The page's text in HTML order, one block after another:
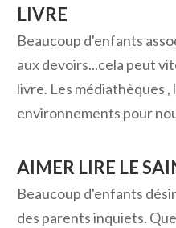
LIVRE
Beaucoup d'enfants
aux devoirs...cela peut
livre. Les médiathèques
environnements pour
AIMER LIRE LE
Beaucoup d'enfants
des parents inquiets.